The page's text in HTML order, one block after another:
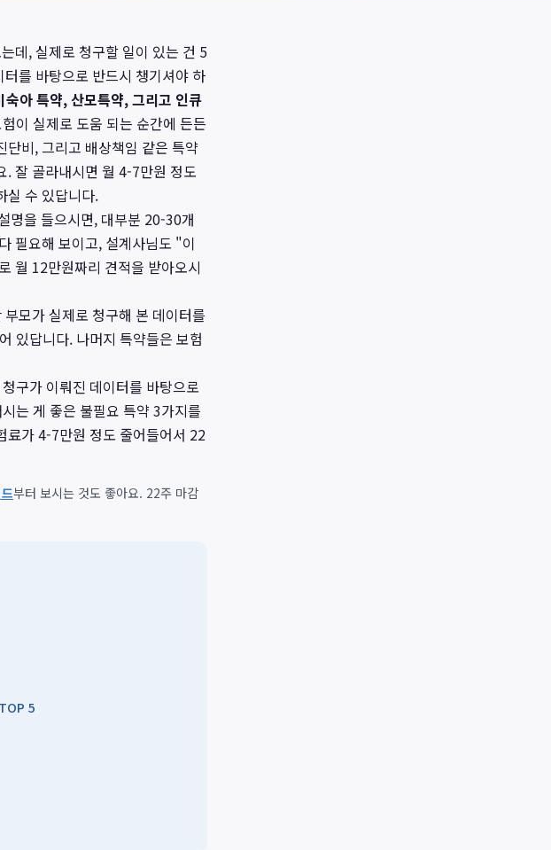
데, 실제로 청구할 일이 있는 건 5
를 바탕으로 반드시 챙기셔야 하
아 특약, 산모특약, 그리고 인큐
이 실제로 도움 되는 순간에 든든
비, 그리고 배상책임 같은 특약
. 잘 골라내시면 월 4-7만원 정도
실 수 있답니다.
명을 들으시면, 대부분 20-30개
필요해 보이고, 설계사님도 "이
월 12만원짜리 견적을 받아오시
모가 실제로 청구해 본 데이터를
있답니다. 나머지 특약들은 보험
구가 이뤄진 데이터를 바탕으로
는 게 좋은 불필요 특약 3가지를
료가 4-7만원 정도 줄어들어서 22
부터 보시는 것도 좋아요. 22주 마감
5